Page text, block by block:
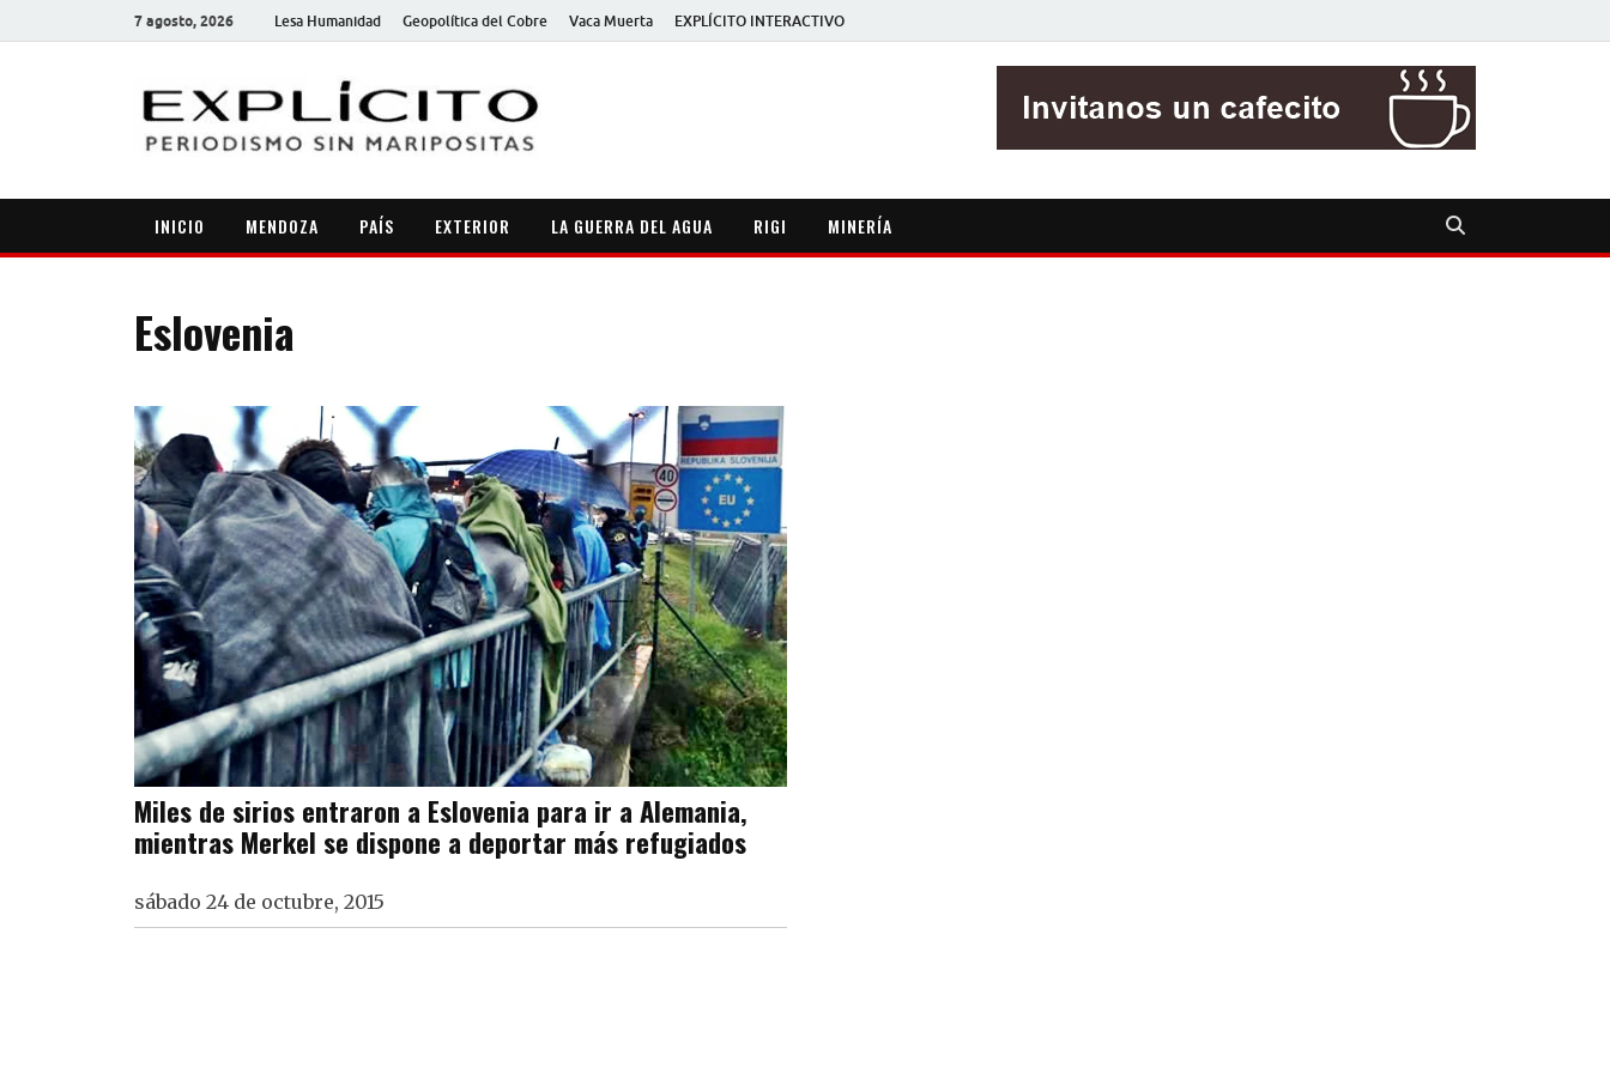
7 agosto, 2026 Lesa Humanidad Geopolítica del Cobre Vaca Muerta EXPLÍCITO INTERACTIVO
INICIO MENDOZA PAÍS EXTERIOR LA GUERRA DEL AGUA RIGI MINERÍA
Eslovenia
Miles de sirios entraron a Eslovenia para ir a Alemania,
mientras Merkel se dispone a deportar más refugiados
sábado 24 de octubre, 2015